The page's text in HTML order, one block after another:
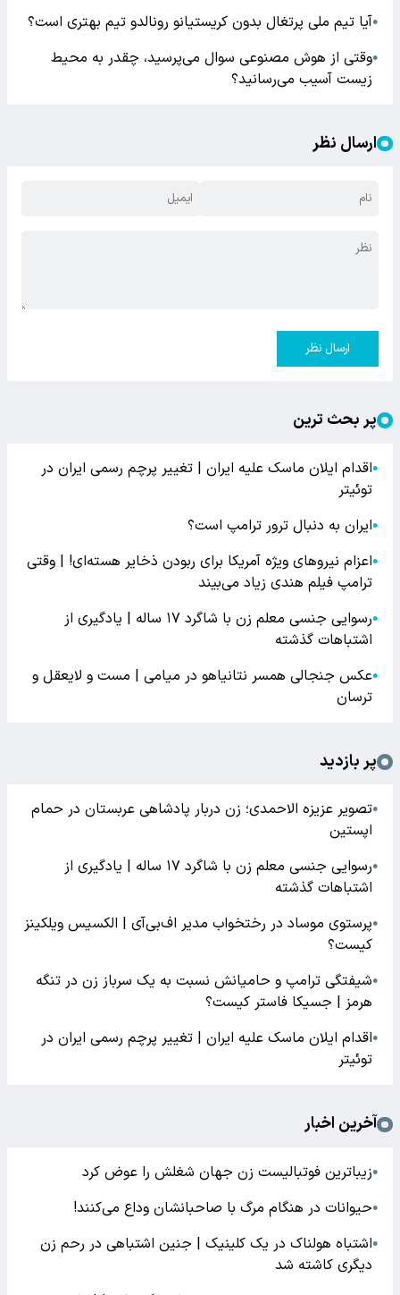
●آیا تیم ملی پرتغال بدون کریستیانو رونالدو تیم بهتری است؟
●وقتی از هوش مصنوعی سوال می‌پرسید، چقدر به محیط
زیست آسیب می‌رسانید؟
ارسال نظر
ارسال نظر
پر بحث ترین
●اقدام ایلان ماسک علیه ایران | تغییر پرچم رسمی ایران در
توئیتر
●ایران به دنبال ترور ترامپ است؟
●اعزام نیروهای ویژه آمریکا برای ربودن ذخایر هسته‌ای! | وقتی
ترامپ فیلم هندی زیاد می‌بیند
●
رسوایی جنسی معلم زن با شاگرد ۱۷ ساله | یادگیری از
اشتباهات گذشته
●عکس جنجالی همسر نتانیاهو در میامی | مست و لایعقل و
ترسان
پر بازدید
●تصویر عزیزه الاحمدی؛ زن دربار پادشاهی عربستان در حمام
اپستین
●
رسوایی جنسی معلم زن با شاگرد ۱۷ ساله | یادگیری از
اشتباهات گذشته
●پرستوی موساد در رختخواب مدیر اف‌بی‌آی | الکسیس ویلکینز
کیست؟
●شیفتگی ترامپ و حامیانش نسبت به یک سرباز زن در تنگه
هرمز | جسیکا فاستر کیست؟
●اقدام ایلان ماسک علیه ایران | تغییر پرچم رسمی ایران در
توئیتر
آخرین اخبار
●زیباترین فوتبالیست زن جهان شغلش را عوض کرد
●حیوانات در هنگام مرگ با صاحبانشان وداع می‌کنند!
●اشتباه هولناک در یک کلینیک | جنین اشتباهی در رحم زن
دیگری کاشته شد